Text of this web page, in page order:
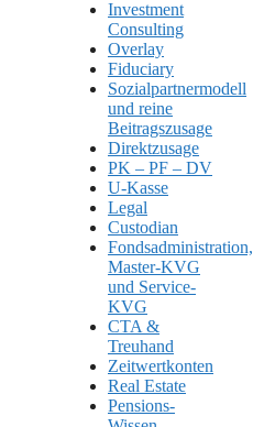
Investment
Consulting
Overlay
Fiduciary
Sozialpartnermodell
und reine
Beitragszusage
Direktzusage
PK – PF – DV
U-Kasse
Legal
Custodian
Fondsadministration,
Master-KVG
und Service-
KVG
CTA &
Treuhand
Zeitwertkonten
Real Estate
Pensions-